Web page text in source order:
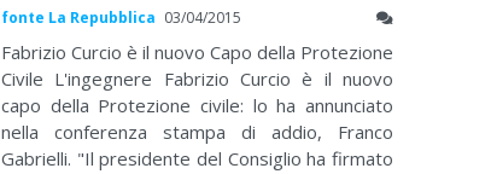
fonte La Repubblica 03/04/2015
Fabrizio Curcio è il nuovo Capo della Protezione
Civile L'ingegnere Fabrizio Curcio è il nuovo
capo della Protezione civile: lo ha annunciato
nella conferenza stampa di addio, Franco
Gabrielli. "Il presidente del Consiglio ha firmato